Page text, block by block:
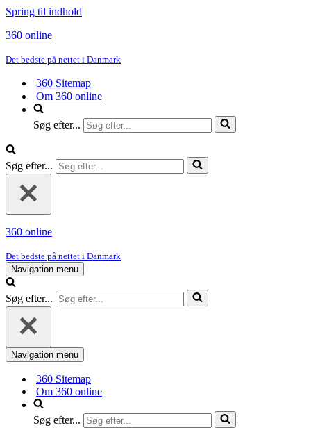
Spring til indhold
360 online
Det bedste på nettet i Danmark
360 Sitemap
Om 360 online
Søg efter...
Søg efter...
360 online
Det bedste på nettet i Danmark
Navigation menu
Søg efter...
Navigation menu
360 Sitemap
Om 360 online
Søg efter...